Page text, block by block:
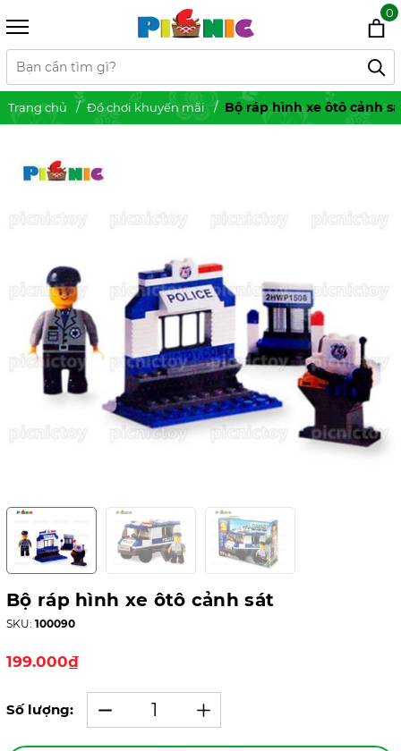
0
Trang chủ Đồ chơi khuyến mãi Bộ ráp hình xe ôtô cảnh
Bộ ráp hình xe ôtô cảnh sát
SKU: 100090
199.000₫
Số lượng: